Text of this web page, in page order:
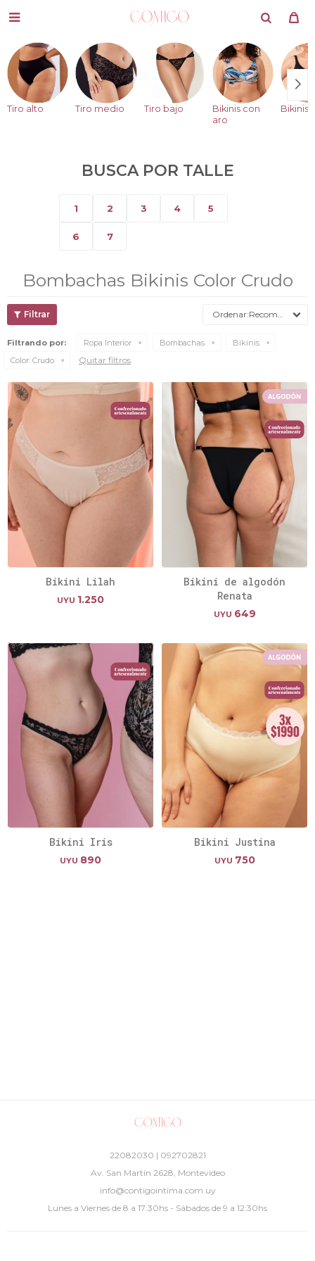

Tiro alto Tiro medio Tiro bajo
Bikinis con
aro
Bikinis
BUSCA POR TALLE
1 2 3 4 5
6 7
Bombachas Bikinis Color Crudo
Recomendados
Filtrando por: Ropa Interior Bombachas
Bikinis
Color: Crudo Quitar filtros
Bikini Lilah
UYU 1.250
Bikini de algodón
Renata
UYU 649
Bikini Iris
UYU 890
Bikini Justina
UYU 750
22082030 | 092702821
Av. San Martín 2628, Montevideo
info@contigointima.com.uy
Lunes a Viernes de 8 a 17:30hs - Sábados de 9 a 12:30hs